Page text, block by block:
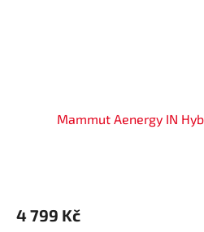
Mammut Aenergy IN
4 799 Kč